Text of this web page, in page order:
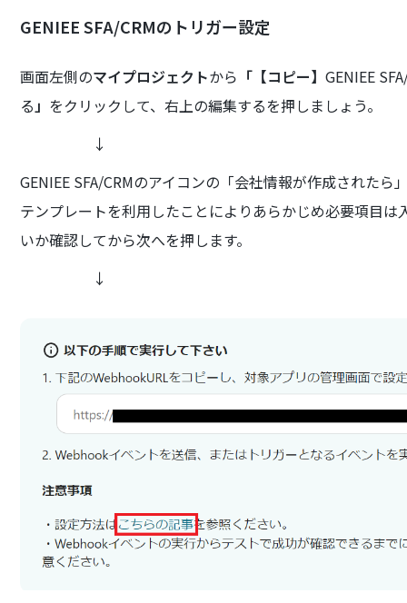
GENIEE SFA/CRMのトリガー設定
画面左側のマイプロジェクトから 「【コピー】GENIEE
る」 をクリックして、右上の編集するを押しましょう。
↓
GENIEE SFA/CRMのアイコンの「会社情報が作成されたら
テンプレートを利用したことによりあらかじめ必要項目
いか確認してから次へを押します。
↓